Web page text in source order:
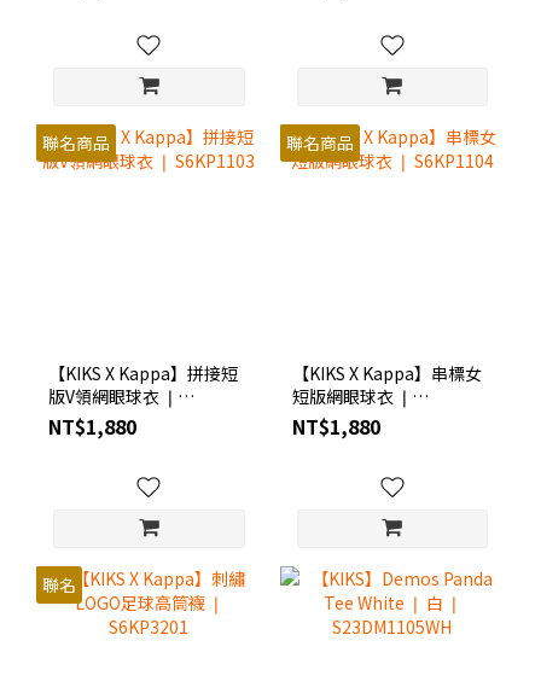
聯名商品
【KIKS X Kappa】拼接短
版V領網眼球衣 ❘
S6KP1103
NT$1,880
聯名商品
【KIKS X Kappa】串標女
短版網眼球衣 ❘
S6KP1104
NT$1,880
聯名